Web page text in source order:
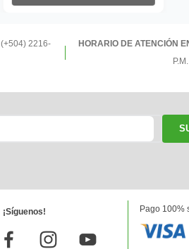
(+504) 2216-
HORARIO DE ATENCIÓN
P.M.
¡Síguenos! Pago 100%